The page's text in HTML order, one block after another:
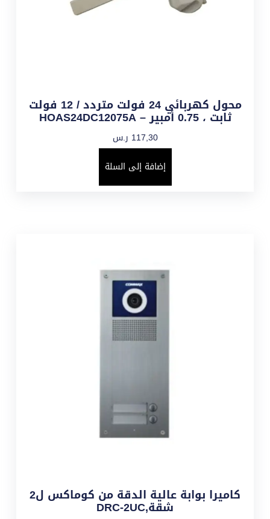
محول كهربائي 24 فولت متردد / 12 فولت
ثابت ، 0.75 أمبير – HOAS24DC12075A
117,30 ر.س
إضافة إلى السلة
كاميرا بوابة عالية الدقة من كوماكس ل2
شقة,DRC-2UC